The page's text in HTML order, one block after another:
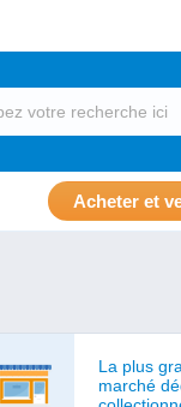
Acheter et
La plus
marché